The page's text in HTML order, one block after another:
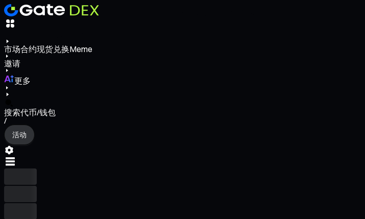
市场合约现货兑换Meme
邀请
更多
搜索代币/钱包
/
活动